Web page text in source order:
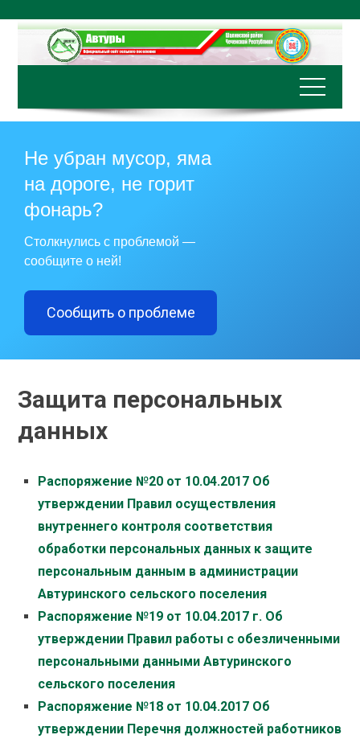
содержимому
Не убран мусор, яма
на дороге, не горит
фонарь?
Столкнулись с проблемой —
сообщите о ней!
Сообщить о проблеме
Защита персональных
данных
Распоряжение №20 от 10.04.2017 Об
утверждении Правил осуществления
внутреннего контроля соответствия
обработки персональных данных к защите
персональным данным в администрации
Автуринского сельского поселения
Распоряжение №19 от 10.04.2017 г. Об
утверждении Правил работы с обезличенными
персональными данными Автуринского
сельского поселения
Распоряжение №18 от 10.04.2017 Об
утверждении Перечня должностей работников